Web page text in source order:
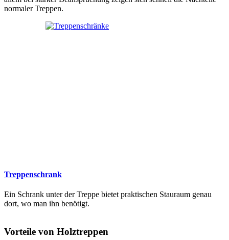
normaler Treppen.
Treppenschrank
Ein Schrank unter der Treppe bietet praktischen Stauraum genau
dort, wo man ihn benötigt.
Vorteile von Holztreppen